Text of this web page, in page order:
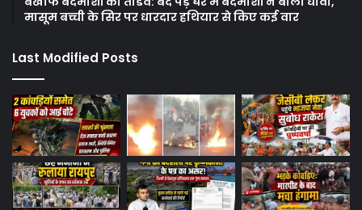
मासूम बच्ची के सिर पर धारदार हथियार से किए कई वार
Last Modified Posts